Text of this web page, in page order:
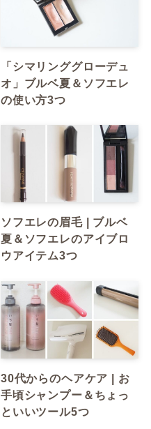
「シマリンググローデュ
オ」ブルベ夏＆ソフエレ
の使い方3つ
ソフエレの眉毛 | ブルベ
夏＆ソフエレのアイブロ
ウアイテム3つ
30代からのヘアケア | お
手頃シャンプー＆ちょっ
といいツール5つ